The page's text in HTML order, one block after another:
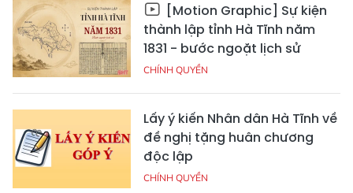
[Motion Graphic] Sự kiện
thành lập tỉnh Hà Tĩnh năm
1831 - bước ngoặt lịch sử
CHÍNH QUYỀN
Lấy ý kiến Nhân dân Hà Tĩnh về
đề nghị tặng huân chương
độc lập
CHÍNH QUYỀN